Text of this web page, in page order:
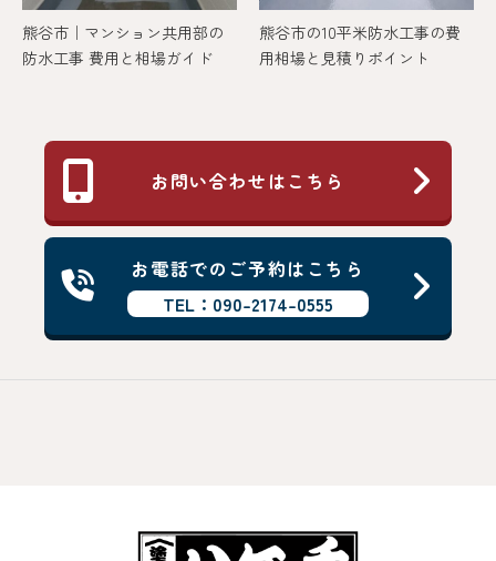
熊谷市｜マンション共用部の
防水工事 費用と相場ガイド
熊谷市の10平米防水工事の費
用相場と見積りポイント
お問い合わせはこちら
お電話でのご予約はこちら
TEL：090-2174-0555